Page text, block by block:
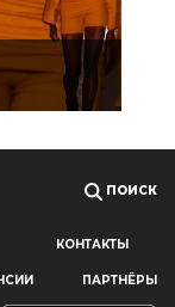
технологии,
ПОИСК
КОНТАКТЫ
ПАРТНЁРЫ